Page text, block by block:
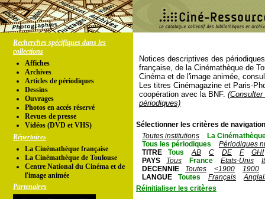
Recherches spécifiques dans les
collections
Affiches
Archives
Articles de périodiques
Dessins
Ouvrages
Photos en accés réservé
Revues de presse
Vidéos (DVD et VHS)
Répertoires
La Cinémathèque française
La Cinémathèque de Toulouse
Centre National du Cinéma et de
l'image animée
Partenaires
Notices descriptives des
française, de la Cinémathèque de
Cinéma et de l'image animée,
Les titres Cinémagazine et Paris-
coopération avec la BNF.
périodiques)
Sélectionner les critères de
Toutes institutions
La
Tous les périodiques
Périodiques
TITRE
Tous AB C DE F
GHI
PAYS
Tous France Etats-Unis
DECENNIE
Toutes <1900
1900
LANGUE
Toutes Français
Réinitialiser les critères